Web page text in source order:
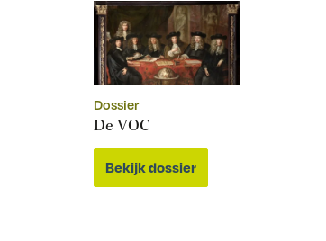
Dossier
De VOC
Bekijk dossier